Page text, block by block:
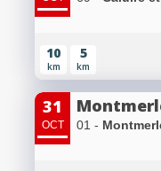
10
km
5
km
31
OCT 01 -